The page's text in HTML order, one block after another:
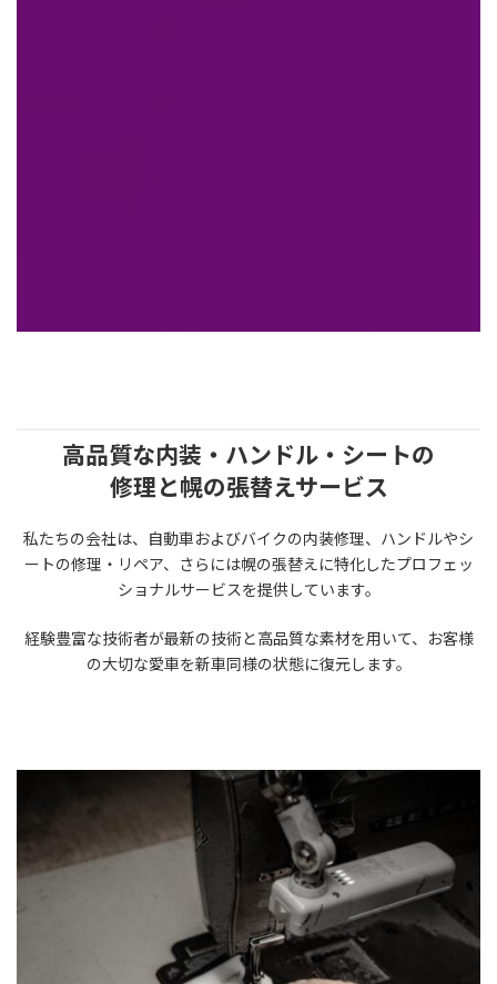
高品質な内装・ハンドル・シートの
修理と幌の張替えサービス
私たちの会社は、自動車およびバイクの内装修理、ハンドルやシ
ートの修理・リペア、さらには幌の張替えに特化したプロフェッ
ショナルサービスを提供しています。
経験豊富な技術者が最新の技術と高品質な素材を用いて、お客様
の大切な愛車を新車同様の状態に復元します。